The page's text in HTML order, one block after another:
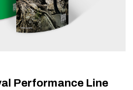
Performance Line